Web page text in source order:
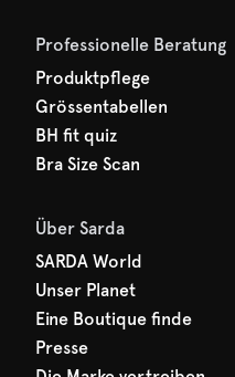
Professionelle Beratung
Produktpflege
Grössentabellen
BH fit quiz
Bra Size Scan
Über Sarda
SARDA World
Unser Planet
Eine Boutique finde
Presse